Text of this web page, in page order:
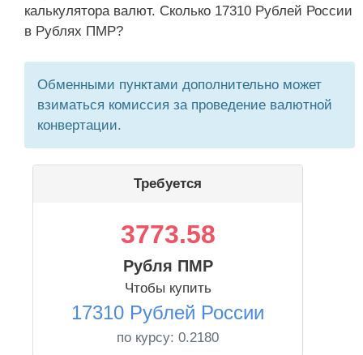
калькулятора валют. Сколько 17310 Рублей России
в Рублях ПМР?
Обменными пунктами дополнительно может
взиматься комиссия за проведение валютной
конвертации.
Требуется
3773.58
Рубля ПМР
Чтобы купить
17310 Рублей России
по курсу: 0.2180